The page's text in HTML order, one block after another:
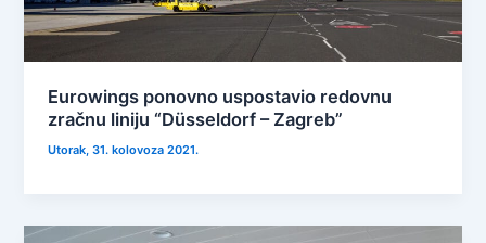
Eurowings ponovno uspostavio redovnu
zračnu liniju “Düsseldorf – Zagreb”
Utorak, 31. kolovoza 2021.